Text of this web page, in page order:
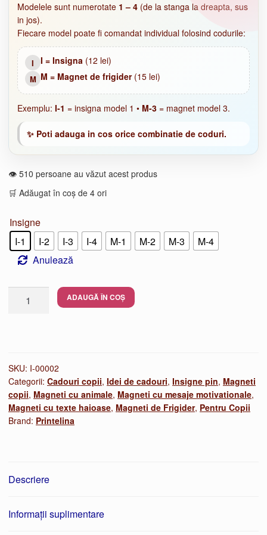
Modelele sunt numerotate 1 – 4 (de la stanga la dreapta, sus
in jos).
Fiecare model poate fi comandat individual folosind codurile:
I I = Insigna (12 lei)
M M = Magnet de frigider(15 lei)
Exemplu: I-1 = insigna model 1 • M-3 = magnet model 3.
✨ Poti adauga in cos orice combinatie de coduri.
👁️ 510 persoane au văzut acest produs
🛒 Adăugat în coș de 4 ori
Insigne
I-1
I-2 I-3 I-4 M-1 M-2 M-3
M-4
Anulează
Insigne
cafea
–
pin
sau
magnet
ADAUGĂ ÎN COȘ
SKU: I-00002
Categorii: Cadouri copii, Idei de cadouri, Insigne pin, Magneti
copii, Magneti cu animale, Magneti cu mesaje motivationale,
Magneti cu texte haioase, Magneti de Frigider, Pentru Copii
Brand: Printelina
Descriere
Informații suplimentare